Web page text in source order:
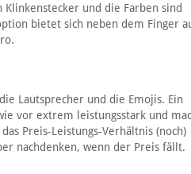
und die Farben sind
bietet sich neben dem Finger
Lautsprecher und die Emojis. Ein
vor extrem leistungsstark und
Preis-Leistungs-Verhältnis (noch)
nachdenken, wenn der Preis fällt.